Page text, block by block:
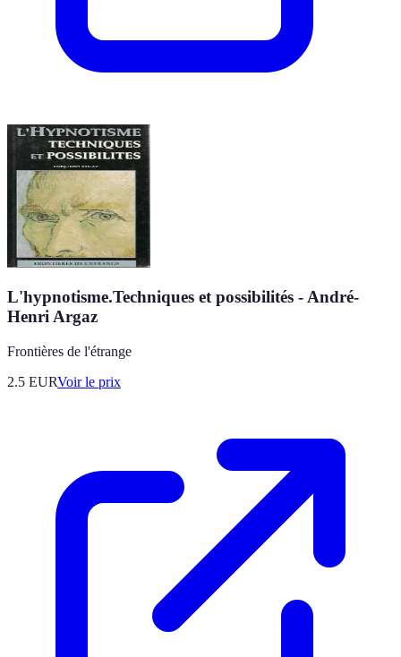
L'hypnotisme.Techniques et possibilités - André-
Henri Argaz
Frontières de l'étrange
2.5 EURVoir le prix